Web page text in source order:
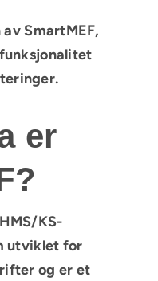
av SmartMEF,
er
KS-
utviklet for
og er et